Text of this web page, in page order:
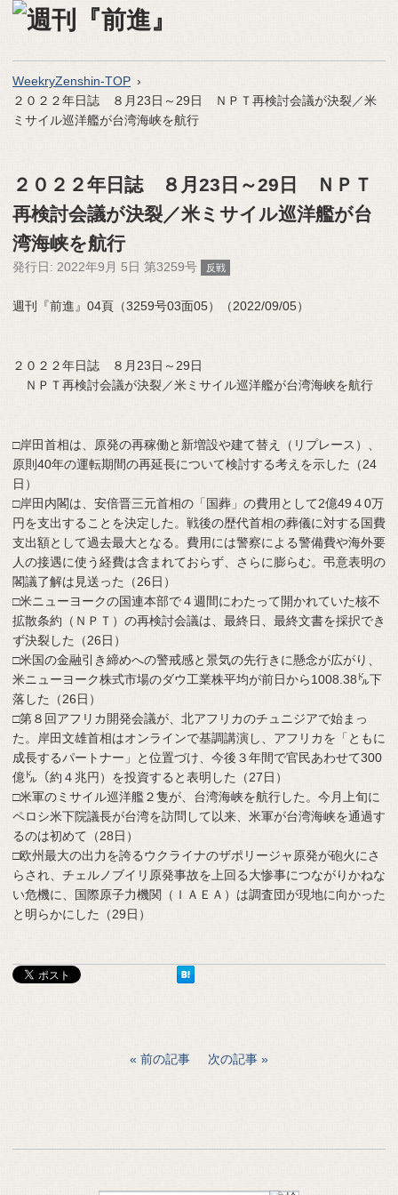
WeekryZenshin-TOP
２０２２年日誌 ８月23日～29日 ＮＰＴ再検討会議が決裂／米
ミサイル巡洋艦が台湾海峡を航行
２０２２年日誌 ８月23日～29日 ＮＰＴ
再検討会議が決裂／米ミサイル巡洋艦が台
湾海峡を航行
発行日: 2022年9月 5日 第3259号 反戦
週刊『前進』04頁（3259号03面05）（2022/09/05）
２０２２年日誌 ８月23日～29日
ＮＰＴ再検討会議が決裂／米ミサイル巡洋艦が台湾海峡を航行
□岸田首相は、原発の再稼働と新増設や建て替え（リプレース）、
原則40年の運転期間の再延長について検討する考えを示した（24
日）
□岸田内閣は、安倍晋三元首相の「国葬」の費用として2億49４0万
円を支出することを決定した。戦後の歴代首相の葬儀に対する国費
支出額として過去最大となる。費用には警察による警備費や海外要
人の接遇に使う経費は含まれておらず、さらに膨らむ。弔意表明の
閣議了解は見送った（26日）
□米ニューヨークの国連本部で４週間にわたって開かれていた核不
拡散条約（ＮＰＴ）の再検討会議は、最終日、最終文書を採択でき
ず決裂した（26日）
□米国の金融引き締めへの警戒感と景気の先行きに懸念が広がり、
米ニューヨーク株式市場のダウ工業株平均が前日から1008.38㌦下
落した（26日）
□第８回アフリカ開発会議が、北アフリカのチュニジアで始まっ
た。岸田文雄首相はオンラインで基調講演し、アフリカを「ともに
成長するパートナー」と位置づけ、今後３年間で官民あわせて300
億㌦（約４兆円）を投資すると表明した（27日）
□米軍のミサイル巡洋艦２隻が、台湾海峡を航行した。今月上旬に
ペロシ米下院議長が台湾を訪問して以来、米軍が台湾海峡を通過す
るのは初めて（28日）
□欧州最大の出力を誇るウクライナのザポリージャ原発が砲火にさ
らされ、チェルノブイリ原発事故を上回る大惨事につながりかねな
い危機に、国際原子力機関（ＩＡＥＡ）は調査団が現地に向かった
と明らかにした（29日）
前の記事 次の記事